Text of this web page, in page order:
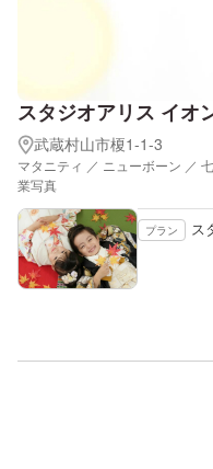
スタジオアリス イオ
武蔵村山市榎1-1-3
マタニティ ／ ニューボーン ／
業写真
プラン ス